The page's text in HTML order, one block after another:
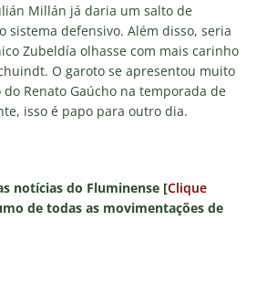
Millán já daria um salto de
sistema defensivo. Além disso, seria
Zubeldía olhasse com mais carinho
O garoto se apresentou muito
Renato Gaúcho na temporada de
isso é papo para outro dia.
notícias do Fluminense [Clique
de todas as movimentações de